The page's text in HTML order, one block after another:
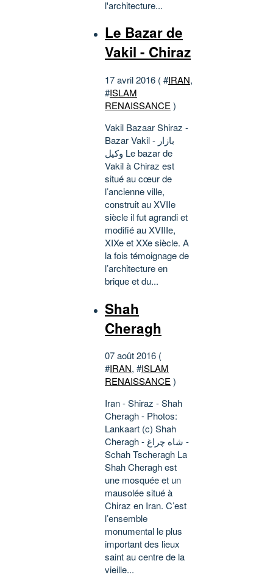
l'architecture...
Le Bazar de
Vakil - Chiraz
17 avril 2016 ( #IRAN,
#ISLAM
RENAISSANCE )
Vakil Bazaar Shiraz -
Bazar Vakil - بازار
وکیل Le bazar de
Vakil à Chiraz est
situé au cœur de
l’ancienne ville,
construit au XVIIe
siècle il fut agrandi et
modifié au XVIIIe,
XIXe et XXe siècle. A
la fois témoignage de
l’architecture en
brique et du...
Shah
Cheragh
07 août 2016 (
#IRAN, #ISLAM
RENAISSANCE)
Iran - Shiraz - Shah
Cheragh - Photos:
Lankaart (c) Shah
Cheragh - شاه چراغ -
Schah Tscheragh La
Shah Cheragh est
une mosquée et un
mausolée situé à
Chiraz en Iran. C’est
l’ensemble
monumental le plus
important des lieux
saint au centre de la
vieille...